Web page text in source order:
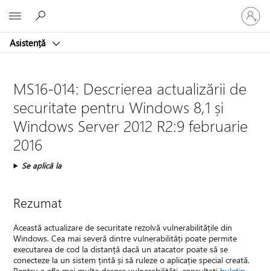
Asistență
vă
la
dvs.
MS16-014: Descrierea actualizării de
securitate pentru Windows 8,1 și
Windows Server 2012 R2:9 februarie
2016
Se aplică la
Rezumat
Această actualizare de securitate rezolvă vulnerabilitățile din
Windows. Cea mai severă dintre vulnerabilități poate permite
executarea de cod la distanță dacă un atacator poate să se
conecteze la un sistem țintă și să ruleze o aplicație special creată.